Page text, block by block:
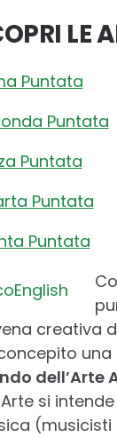
LE
Puntata
Puntata
Puntata
Puntata
Puntata
creativa
dell’Arte
Arte si